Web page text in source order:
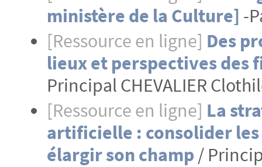
ministère de la Culture] -
[Ressource en ligne] Des
lieux et perspectives des
Principal CHEVALIER
[Ressource en ligne] La
artificielle : consolider les
élargir son champ /